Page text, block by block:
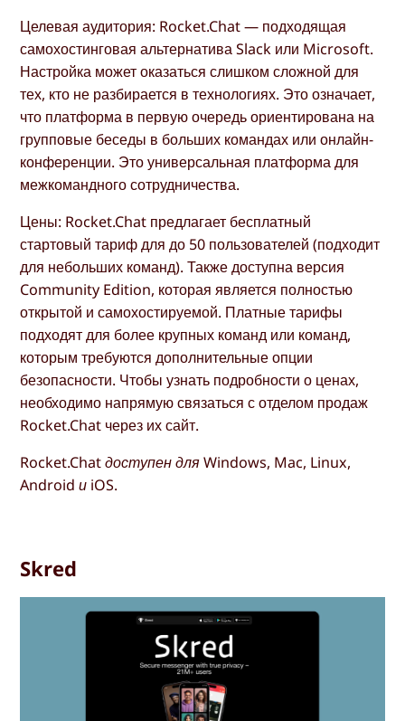
Целевая аудитория: Rocket.Chat — подходящая
самохостинговая альтернатива Slack или Microsoft.
Настройка может оказаться слишком сложной для
тех, кто не разбирается в технологиях. Это означает,
что платформа в первую очередь ориентирована на
групповые беседы в больших командах или онлайн-
конференции. Это универсальная платформа для
межкомандного сотрудничества.
Цены: Rocket.Chat предлагает бесплатный
стартовый тариф для до 50 пользователей (подходит
для небольших команд). Также доступна версия
Community Edition, которая является полностью
открытой и самохостируемой. Платные тарифы
подходят для более крупных команд или команд,
которым требуются дополнительные опции
безопасности. Чтобы узнать подробности о ценах,
необходимо напрямую связаться с отделом продаж
Rocket.Chat через их сайт.
Rocket.Chat доступен для Windows, Mac, Linux,
Android и iOS.
Skred